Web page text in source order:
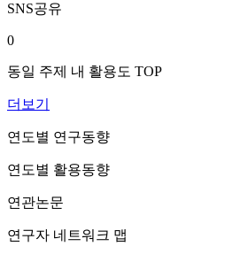
SNS공유
0
동일 주제 내 활용도 TOP
더보기
연도별 연구동향
연도별 활용동향
연관논문
연구자 네트워크 맵